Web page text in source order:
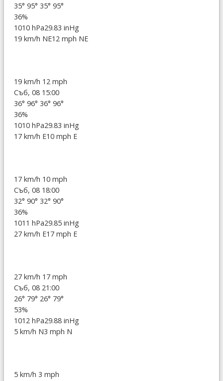
35° 95° 35° 95°
36%
1010 hPa29.83 inHg
19 km/h NE12 mph NE
19 km/h 12 mph
Съб, 08 15:00
36° 96° 36° 96°
36%
1010 hPa29.83 inHg
17 km/h E10 mph E
17 km/h 10 mph
Съб, 08 18:00
32° 90° 32° 90°
36%
1011 hPa29.85 inHg
27 km/h E17 mph E
27 km/h 17 mph
Съб, 08 21:00
26° 79° 26° 79°
53%
1012 hPa29.88 inHg
5 km/h N3 mph N
5 km/h 3 mph